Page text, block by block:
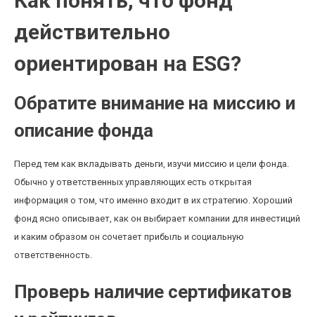
действительно
ориентирован на ESG?
Обратите внимание на миссию и
описание фонда
Перед тем как вкладывать деньги, изучи миссию и цели фонда.
Обычно у ответственных управляющих есть открытая
информация о том, что именно входит в их стратегию. Хороший
фонд ясно описывает, как он выбирает компании для инвестиций
и каким образом он сочетает прибыль и социальную
ответственность.
Проверь наличие сертификатов